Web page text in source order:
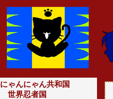
にゃんにゃん共和国
世界忍者国